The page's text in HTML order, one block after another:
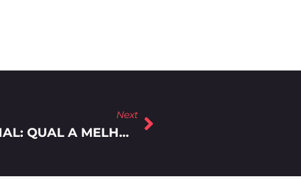
Next
MARKETING DIGITAL OU TRADICIONAL: QUAL A MELHOR OPÇÃO?